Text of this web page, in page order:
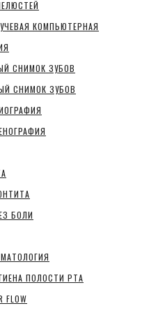
КОМПЬЮТЕРНАЯ
СНИМОК ЗУБОВ
СНИМОК ЗУБОВ
БОЛИ
ПОЛОСТИ РТА